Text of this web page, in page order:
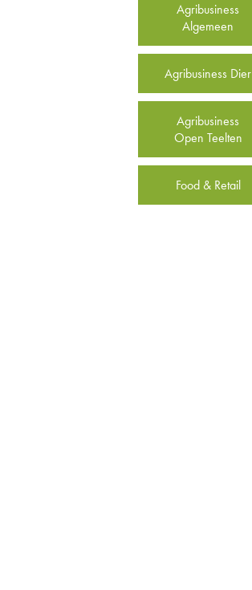
Agribusiness
Algemeen
Agribusiness Dier
Agribusiness
Open Teelten
Food & Retail